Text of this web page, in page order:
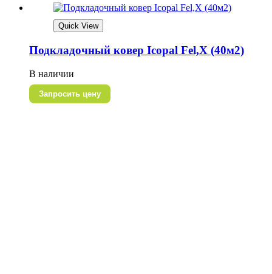
Quick View
Подкладочный ковер Icopal Fel,X (40м2)
В наличии
Запросить цену